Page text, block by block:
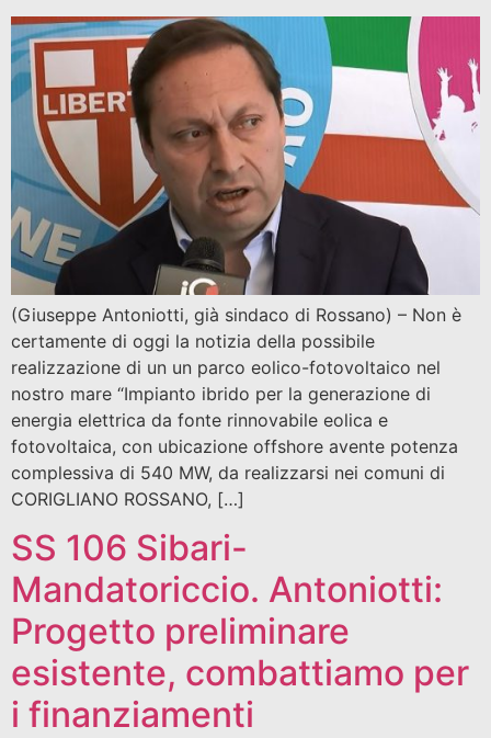
(Giuseppe Antoniotti, già sindaco di Rossano) – Non è
certamente di oggi la notizia della possibile
realizzazione di un un parco eolico-fotovoltaico nel
nostro mare “Impianto ibrido per la generazione di
energia elettrica da fonte rinnovabile eolica e
fotovoltaica, con ubicazione offshore avente potenza
complessiva di 540 MW, da realizzarsi nei comuni di
CORIGLIANO ROSSANO, […]
SS 106 Sibari-
Mandatoriccio. Antoniotti:
Progetto preliminare
esistente, combattiamo per
i finanziamenti